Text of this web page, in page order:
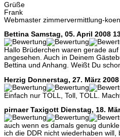
Grüße
Frank
Webmaster zimmervermittlung-
Bettina Samstag, 05. April 2008
Hallo Brüderchen waren gerade
angesehen. Auch in Deinem
Bettina und Anhang. Weißt Du
Herzig Donnerstag, 27. März
Einfach nur TOLL, Toll, TOLL.
pirnaer Taxigott Dienstag, 18.
auch wenn es damals genug
ich die DDR nicht wiederhaben